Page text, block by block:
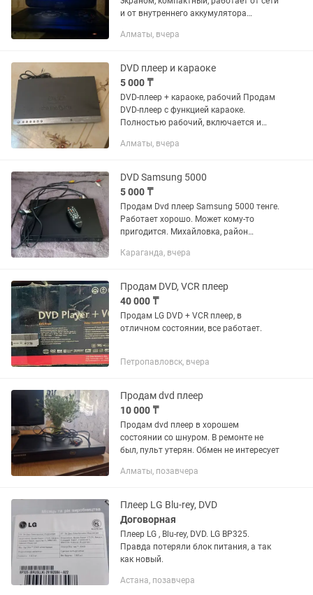
и от внутреннего аккумулятора
работать как ТВ (нужна антенна) и как
Алматы, вчера
DVD плеер и караоке
5 000 ₸
DVD-плеер + караоке, рабочий Продам
DVD-плеер с функцией караоке.
Полностью рабочий, включается и
для просмотра DVD-дисков и
есть...
Алматы, вчера
DVD Samsung 5000
5 000 ₸
Продам Dvd плеер Samsung 5000 тенге.
Работает хорошо. Может кому-то
пригодится. Михайловка, район
Караганда, вчера
Продам DVD, VCR плеер
40 000 ₸
Продам LG DVD + VCR плеер, в
отличном состоянии, все работает.
Петропавловск, вчера
Продам dvd плеер
10 000 ₸
Продам dvd плеер в хорошем
состоянии со шнуром. В ремонте не
был, пульт утерян. Обмен не интересует
Алматы, позавчера
Плеер LG Blu-rey, DVD
Договорная
Плеер LG , Blu-rey, DVD. LG BP325.
Правда потеряли блок питания, а так
как новый.
Астана, позавчера